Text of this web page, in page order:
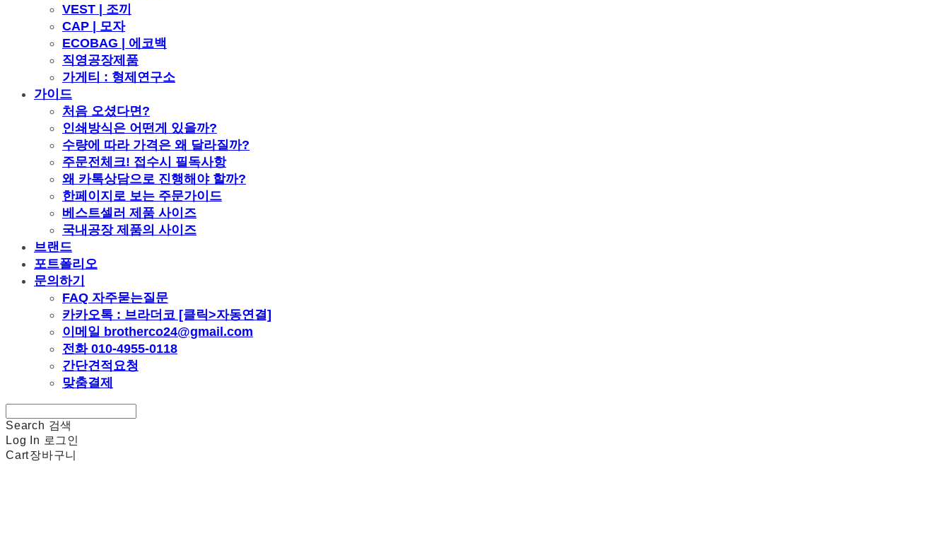
VEST | 조끼
CAP | 모자
ECOBAG | 에코백
직영공장제품
가게티 : 형제연구소
가이드
처음 오셨다면?
인쇄방식은 어떤게 있을까?
수량에 따라 가격은 왜 달라질까?
주문전체크! 접수시 필독사항
왜 카톡상담으로 진행해야 할까?
한페이지로 보는 주문가이드
베스트셀러 제품 사이즈
국내공장 제품의 사이즈
브랜드
포트폴리오
문의하기
FAQ 자주묻는질문
카카오톡 : 브라더코 [클릭>자동연결]
이메일 brotherco24@gmail.com
전화 010-4955-0118
간단견적요청
맞춤결제
Search 검색
Log In 로그인
Cart장바구니